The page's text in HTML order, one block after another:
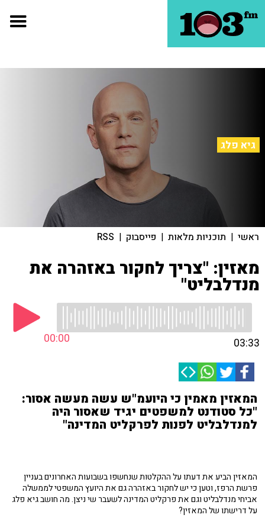
גיא פלג
ראשי | תוכניות מלאות | פייסבוק |
RSS
מאזין: "צריך לחקור באזהרה את
מנדלבליט"
00:00 03:33
המאזין מאמין כי היועמ"ש עשה מעשה אסור:
"כל סטודנט למשפטים יגיד שאסור היה
למנדלבליט לפנות לפרקליט המדינה"
המאזין הביע את דעתו על ההקלטות שנחשפו בשבועות האחרונים בעניין
פרשת הרפז, וטען כי יש לחקור באזהרה גם את היועץ המשפטי לממשלה
אביחי מנדלבליט וגם את פרקליט המדינה לשעבר שי ניצן. מה חושב גיא פלג
על דרישתו של המאזין?